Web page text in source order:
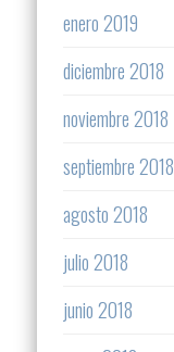
enero 2019
diciembre 2018
noviembre 2018
septiembre 2018
agosto 2018
julio 2018
junio 2018